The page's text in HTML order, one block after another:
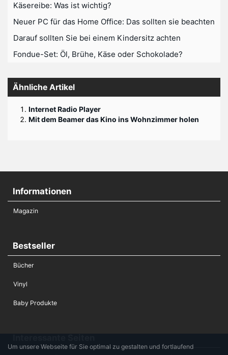
Käsereibe: Was ist wichtig?
Neuer PC für das Home Office: Das sollten sie beachten
Darauf sollten Sie bei einem Kindersitz achten
Fondue-Set: Öl, Brühe, Käse oder Schokolade?
Ähnliche Artikel
Internet Radio Player
Mit dem Beamer das Kino ins Wohnzimmer holen
Informationen
Magazin
Bestseller
Bücher
Vinyl
Baby Produkte
Um unsere Webseite für Sie optimal zu gestalten und fortlaufend